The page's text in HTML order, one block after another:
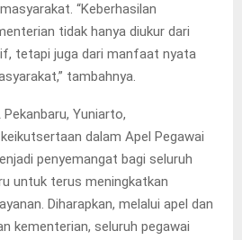
“Keberhasilan
tidak hanya diukur dari
tetapi juga dari manfaat nyata
tambahnya.
Yuniarto,
dalam Apel Pegawai
penyemangat bagi seluruh
untuk terus meningkatkan
Diharapkan, melalui apel dan
kementerian, seluruh pegawai